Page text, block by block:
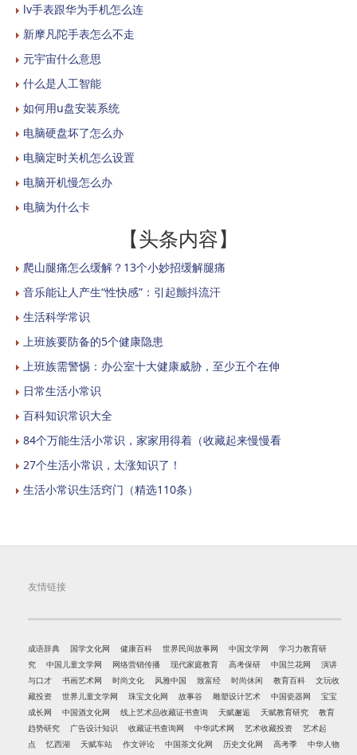
lv手表跟华为手机怎么连
新摩凡陀手表怎么不走
元宇宙什么意思
什么是人工智能
如何用u盘安装系统
电脑硬盘坏了怎么办
电脑定时关机怎么设置
电脑开机慢怎么办
电脑为什么卡
【头条内容】
爬山腿痛怎么缓解？13个小妙招缓解腿痛
音乐能让人产生“性快感”：引起颤抖流汗
生活科学常识
上班族要防备的5个健康隐患
上班族需警惕：办公室十大健康威胁，至少五个在伸
日常生活小常识
百科知识常识大全
84个万能生活小常识，家家用得着（收藏起来慢慢看
27个生活小常识，太涨知识了！
生活小常识生活窍门（精选110条）
友情链接
成语辞典 国学文化网 健康百科 世界民间故事网 中国文学网
学习力教育研
究
中国儿童文学网 网络营销传播 现代家庭教育 高考保研 中国兰花网
演讲
与口才
书画艺术网 时尚文化 风雅中国 致富经 时尚休闲 教育百科
文玩收
藏投资
世界儿童文学网 珠宝文化网 故事谷 雕塑设计艺术 中国瓷器网
宝宝
成长网
中国酒文化网 线上艺术品收藏证书查询 天赋邂逅 天赋教育研究
教育
趋势研究
广告设计知识 收藏证书查询网 中华武术网 艺术收藏投资
艺术起
点
忆西湖 天赋车站 作文评论 中国茶文化网 历史文化网 高考季
中华人物